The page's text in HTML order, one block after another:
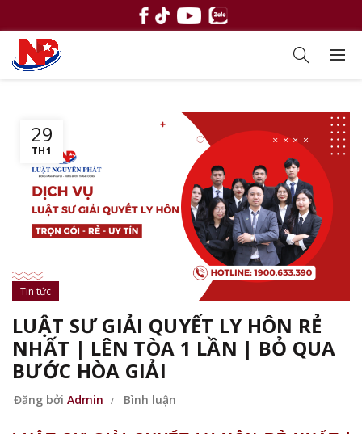
29
TH1
Tin tức
LUẬT SƯ GIẢI QUYẾT LY HÔN RẺ
NHẤT | LÊN TÒA 1 LẦN | BỎ QUA
BƯỚC HÒA GIẢI
Đăng bởi Admin Bình luận